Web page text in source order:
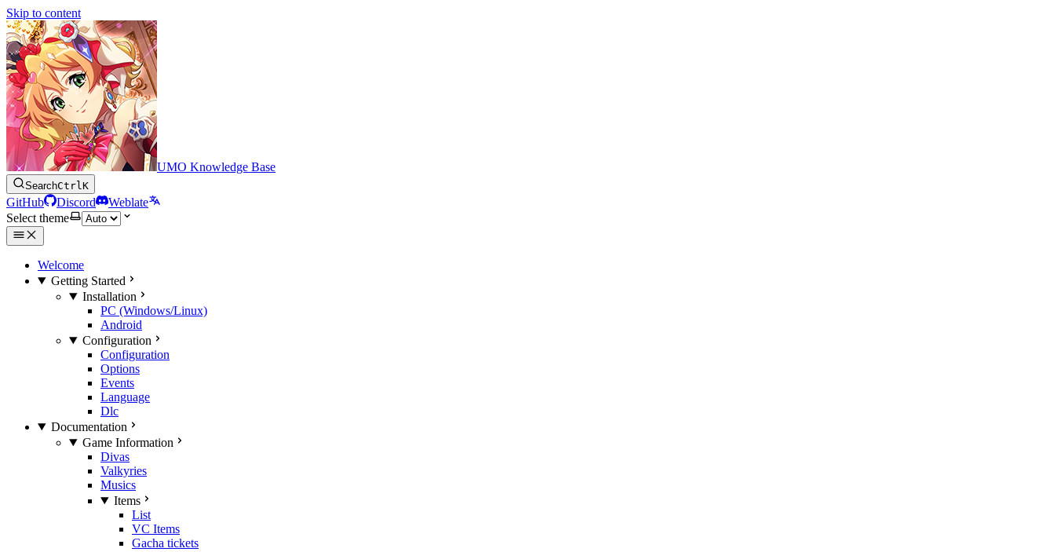
Skip to content
UMO Knowledge Base
SearchCtrlK
GitHub Discord
Weblate
Select theme
Welcome
Getting Started
Installation
PC (Windows/Linux)
Android
Configuration
Configuration
Options
Events
Language
Dlc
Documentation
Game Information
Divas
Valkyries
Musics
Items
List
VC Items
Gacha tickets